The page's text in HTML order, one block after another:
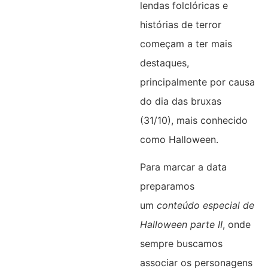
lendas folclóricas e
histórias de terror
começam a ter mais
destaques,
principalmente por causa
do dia das bruxas
(31/10), mais conhecido
como Halloween.
Para marcar a data
preparamos
um conteúdo especial de
Halloween parte II, onde
sempre buscamos
associar os personagens